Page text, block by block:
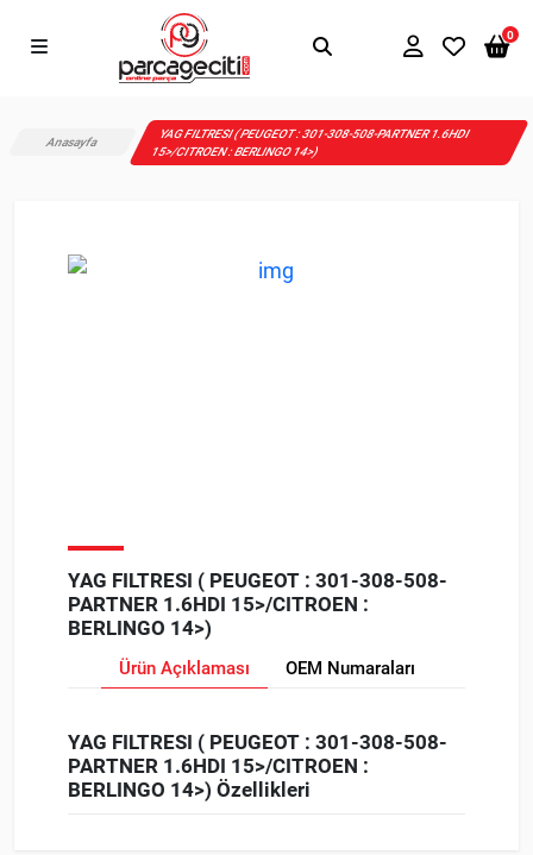
0
Anasayfa
YAG FILTRESI ( PEUGEOT : 301-308-508-PARTNER 1.6HDI
15>/CITROEN : BERLINGO 14>)
YAG FILTRESI ( PEUGEOT : 301-308-508-
PARTNER 1.6HDI 15>/CITROEN :
BERLINGO 14>)
Ürün Açıklaması OEM Numaraları
YAG FILTRESI ( PEUGEOT : 301-308-508-
PARTNER 1.6HDI 15>/CITROEN :
BERLINGO 14>) Özellikleri